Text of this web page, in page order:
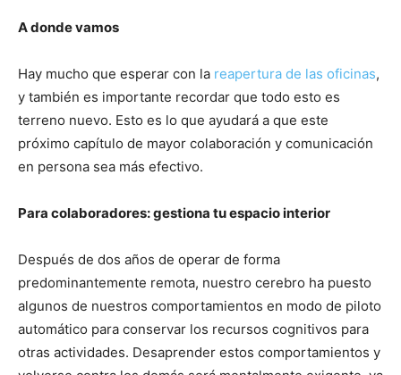
A donde vamos
Hay mucho que esperar con la reapertura de las oficinas,
y también es importante recordar que todo esto es
terreno nuevo. Esto es lo que ayudará a que este
próximo capítulo de mayor colaboración y comunicación
en persona sea más efectivo.
Para colaboradores: gestiona tu espacio interior
Después de dos años de operar de forma
predominantemente remota, nuestro cerebro ha puesto
algunos de nuestros comportamientos en modo de piloto
automático para conservar los recursos cognitivos para
otras actividades. Desaprender estos comportamientos y